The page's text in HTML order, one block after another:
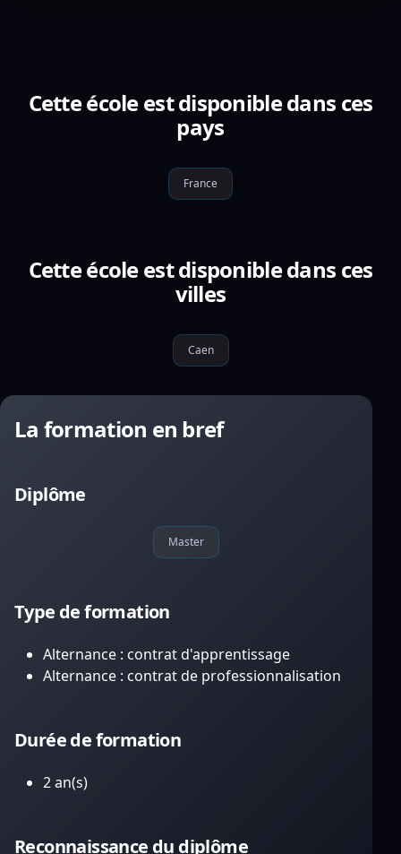
Cette école est disponible dans ces
pays
France
Cette école est disponible dans ces
villes
Caen
La formation en bref
Diplôme
Master
Type de formation
Alternance : contrat d'apprentissage
Alternance : contrat de professionnalisation
Durée de formation
2 an(s)
Reconnaissance du diplôme